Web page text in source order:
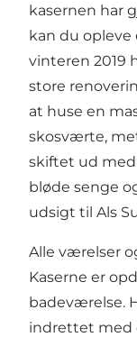
kasernen har
kan du opleve
vinteren 2019
store
at huse en
skosværte,
skiftet ud
bløde senge
udsigt til Als
Alle værelser
Kaserne er
badeværelse.
indrettet med